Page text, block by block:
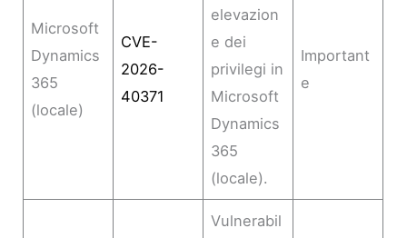
Microsoft
Dynamics
365
(locale)
CVE-
2026-
40371
elevazion
e dei
privilegi in
Microsoft
Dynamics
365
(locale).
Important
e
Vulnerabil